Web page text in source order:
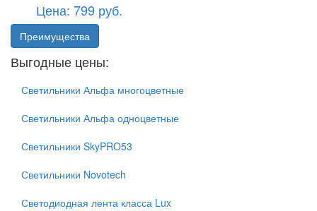
Цена: 799 руб.
Преимущества
Выгодные цены:
Светильники Альфа многоцветные
Светильники Альфа одноцветные
Светильники SkyPRO53
Светильники Novotech
Светодиодная лента класса Lux